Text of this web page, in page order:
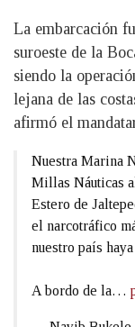
La embarcación
suroeste de la
siendo la
lejana de las
afirmó el
Nuestra Marina
Millas Náuticas
Estero de
el narcotráfico
nuestro país
A bordo de la…